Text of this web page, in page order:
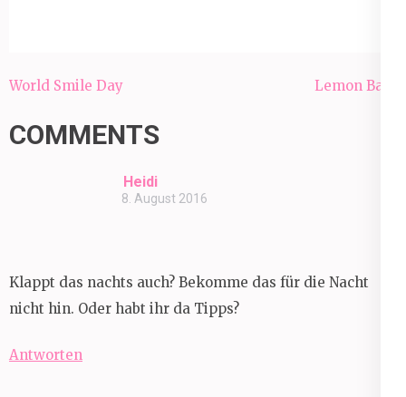
Beitragsnavigation
World Smile Day Lemon Bars
COMMENTS
Heidi
8. August 2016
Klappt das nachts auch? Bekomme das für die Nacht
nicht hin. Oder habt ihr da Tipps?
Antworten